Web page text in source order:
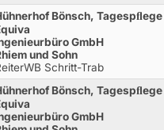
Bönsch,
GmbH
und Sohn
Schritt-Trab
Bönsch,
GmbH